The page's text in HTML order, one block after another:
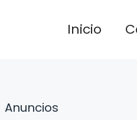
Inicio
Anuncios